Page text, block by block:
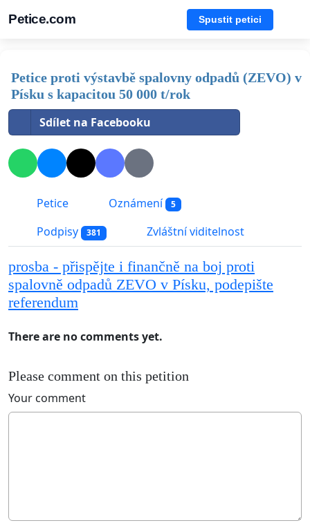
Petice.com Spustit petici
Petice proti výstavbě spalovny odpadů (ZEVO) v
Písku s kapacitou 50 000 t/rok
Sdílet na Facebooku
Petice Oznámení 5
Podpisy 381 Zvláštní viditelnost
prosba - přispějte i finančně na boj proti
spalovně odpadů ZEVO v Písku, podepište
referendum
There are no comments yet.
Please comment on this petition
Your comment